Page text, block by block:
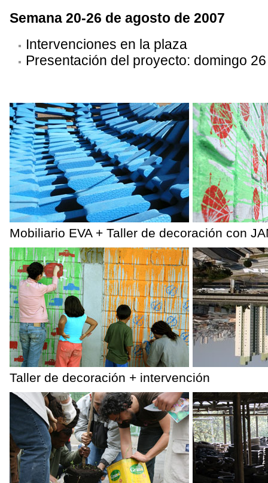
Semana 20-26 de agosto de 2007
Intervenciones en la plaza
Presentación del proyecto: domingo
Mobiliario EVA + Taller de decoración con
Taller de decoración + intervención